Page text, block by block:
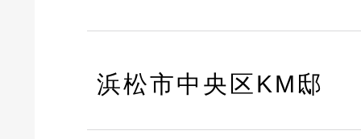
浜松市中央区KM邸